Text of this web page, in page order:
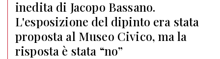
inedita di Jacopo Bassano.
L'esposizione del dipinto era stata
proposta al Museo Civico, ma la
risposta è stata “no”